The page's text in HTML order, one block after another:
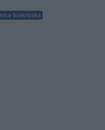
białoruska